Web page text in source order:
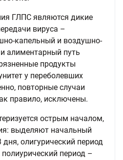
ГЛПС являются дикие
вируса –
капельный и воздушно-
алиментарный путь
продукты
у переболевших
повторные случаи
правило, исключены.
острым началом,
выделяют начальный
олигурический период
период –